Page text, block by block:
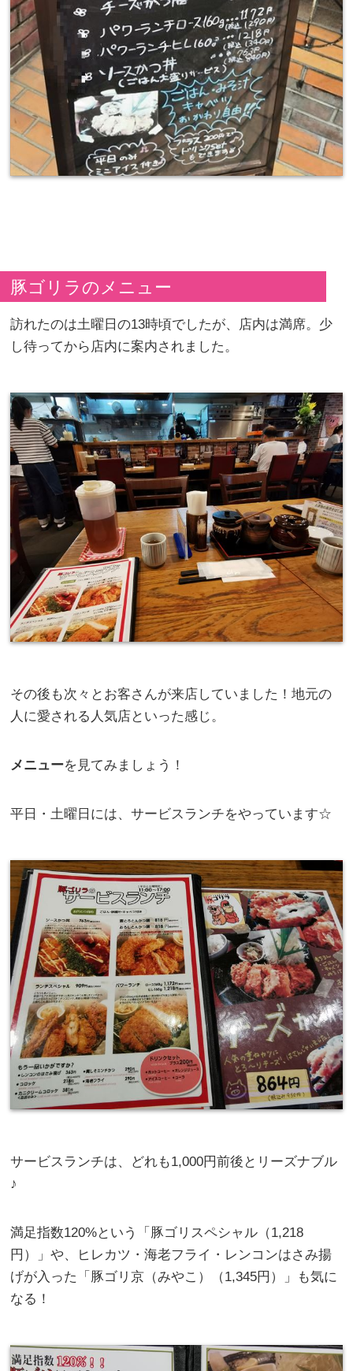
豚ゴリラのメニュー
訪れたのは土曜日の13時頃でしたが、店内は満席。少
し待ってから店内に案内されました。
その後も次々とお客さんが来店していました！地元の
人に愛される人気店といった感じ。
メニューを見てみましょう！
平日・土曜日には、サービスランチをやっています☆
サービスランチは、どれも1,000円前後とリーズナブル
♪
満足指数120%という「豚ゴリスペシャル（1,218
円）」や、ヒレカツ・海老フライ・レンコンはさみ揚
げが入った「豚ゴリ京（みやこ）（1,345円）」も気に
なる！